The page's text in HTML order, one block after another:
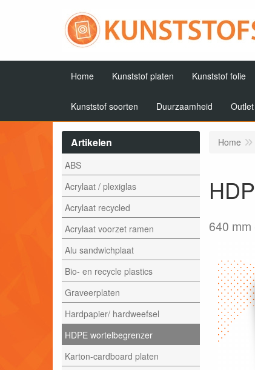
Home Kunststof platen Kunststof folie
Kunststof soorten Duurzaamheid Outlet
Artikelen
ABS
Acrylaat / plexiglas
Acrylaat recycled
Acrylaat voorzet ramen
Alu sandwichplaat
Bio- en recycle plastics
Graveerplaten
Hardpapier/ hardweefsel
HDPE wortelbegrenzer
Karton-cardboard platen
Home
640 mm